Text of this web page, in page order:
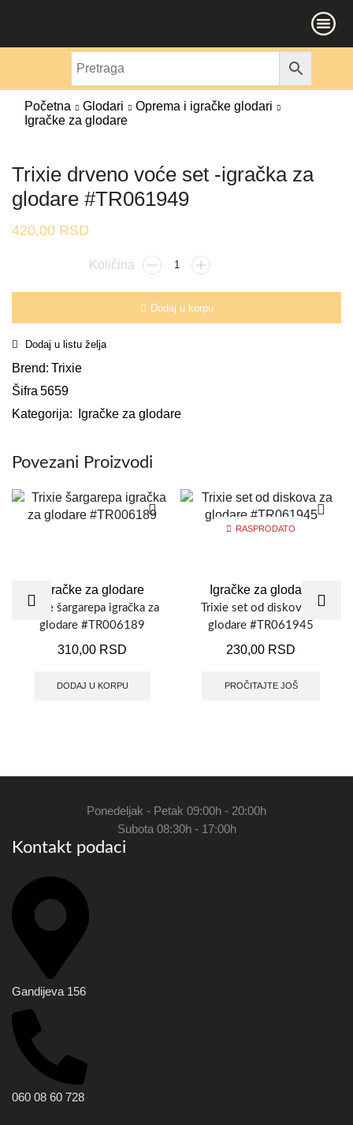
Početna Glodari
Oprema i igračke glodari
Igračke za glodare
Trixie drveno voće set -igračka za
glodare #TR061949
420,00 RSD
Dodaj u korpu
Dodaj u listu želja
Brend: Trixie
Šifra 5659
Kategorija:
Igračke za glodare
Povezani Proizvodi
Igračke za glodare
Trixie šargarepa igračka za
glodare #TR006189
310,00 RSD
DODAJ U KORPU
RASPRODATO
Igračke za glodare
Trixie set od diskova za
glodare #TR061945
230,00 RSD
PROČITAJTE JOŠ
Ponedeljak - Petak 09:00h - 20:00h
Subota 08:30h - 17:00h
Kontakt podaci
Gandijeva 156
060 08 60 728